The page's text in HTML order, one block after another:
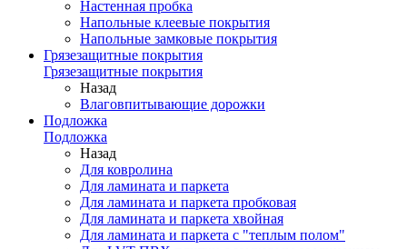
Настенная пробка
Напольные клеевые покрытия
Напольные замковые покрытия
Грязезащитные покрытия
Грязезащитные покрытия
Назад
Влаговпитывающие дорожки
Подложка
Подложка
Назад
Для ковролина
Для ламината и паркета
Для ламината и паркета пробковая
Для ламината и паркета хвойная
Для ламината и паркета с "теплым полом"